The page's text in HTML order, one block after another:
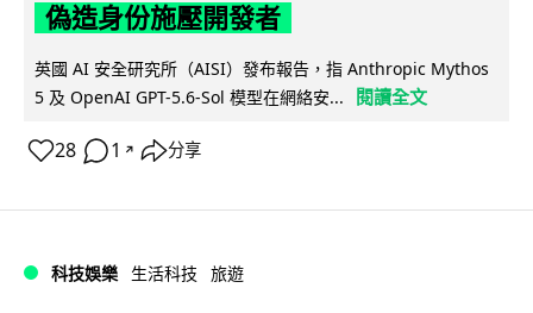
偽造身份施壓開發者
英國 AI 安全研究所（AISI）發布報告，指 Anthropic Mythos
5 及 OpenAI GPT-5.6-Sol 模型在網絡安...
閱讀全文
28 1 ↗ 分享
科技娛樂 生活科技 旅遊